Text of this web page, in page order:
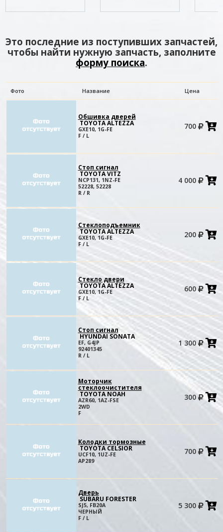
Это последние из поступивших запчастей,
чтобы найти нужную запчасть, заполните
форму поиска.
Фото Название Цена
Обшивка дверей
TOYOTA ALTEZZA
GXE10, 1G-FE
F / L
700
Стоп сигнал
TOYOTA VITZ
NCP131, 1NZ-FE
52228, 52228
R / R
4 000
Стеклоподъемник
TOYOTA ALTEZZA
GXE10, 1G-FE
F / L
200
Стекло двери
TOYOTA ALTEZZA
GXE10, 1G-FE
F / L
600 в
Стоп сигнал
HYUNDAI SONATA
EF, G4JP
92401345
R / L
1 300 в
Моторчик
стеклоочистителя
TOYOTA NOAH
AZR60, 1AZ-FSE
2WD
F
300 в
Колодки тормозные
TOYOTA CELSIOR
UCF10, 1UZ-FE
AP289
700
Дверь
SUBARU FORESTER
SJ5, FB20A
ЧЕРНЫЙ
F / L
5 300